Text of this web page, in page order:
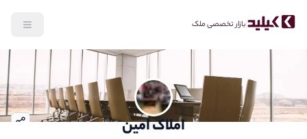
بازار تخصصی ملک
املاک امین